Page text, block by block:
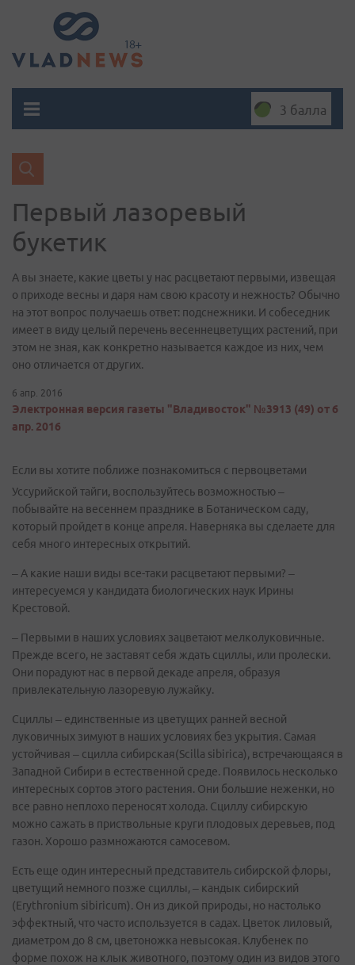
3 балла
Первый лазоревый
букетик
А вы знаете, какие цветы у нас расцветают первыми, извещая
о приходе весны и даря нам свою красоту и нежность? Обычно
на этот вопрос получаешь ответ: подснежники. И собеседник
имеет в виду целый перечень весеннецветущих растений, при
этом не зная, как конкретно называется каждое из них, чем
оно отличается от других.
6 апр. 2016
Электронная версия газеты "Владивосток" №3913 (49) от 6
апр. 2016
Если вы хотите поближе познакомиться с первоцветами
Уссурийской тайги, воспользуйтесь возможностью –
побывайте на весеннем празднике в Ботаническом саду,
который пройдет в конце апреля. Наверняка вы сделаете для
себя много интересных открытий.
– А какие наши виды все-таки расцветают первыми? –
интересуемся у кандидата биологических наук Ирины
Крестовой.
– Первыми в наших условиях зацветают мелколуковичные.
Прежде всего, не заставят себя ждать сциллы, или пролески.
Они порадуют нас в первой декаде апреля, образуя
привлекательную лазоревую лужайку.
Сциллы – единственные из цветущих ранней весной
луковичных зимуют в наших условиях без укрытия. Самая
устойчивая – сцилла сибирская(Scilla sibirica), встречающаяся в
Западной Сибири в естественной среде. Появилось несколько
интересных сортов этого растения. Они большие неженки, но
все равно неплохо переносят холода. Сциллу сибирскую
можно сажать в приствольные круги плодовых деревьев, под
газон. Хорошо размножаются самосевом.
Есть еще один интересный представитель сибирской флоры,
цветущий немного позже сциллы, – кандык сибирский
(Erythronium sibiricum). Он из дикой природы, но настолько
эффектный, что часто используется в садах. Цветок лиловый,
диаметром до 8 см, цветоножка невысокая. Клубенек по
форме похож на клык животного, поэтому один из видов этого